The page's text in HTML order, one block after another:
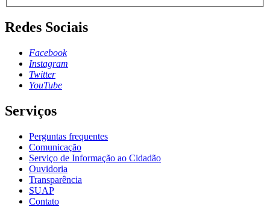
Redes Sociais
Facebook
Instagram
Twitter
YouTube
Serviços
Perguntas frequentes
Comunicação
Serviço de Informação ao Cidadão
Ouvidoria
Transparência
SUAP
Contato